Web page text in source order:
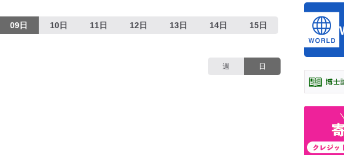
09日 10日 11日 12日 13日 14日 15日
週 日